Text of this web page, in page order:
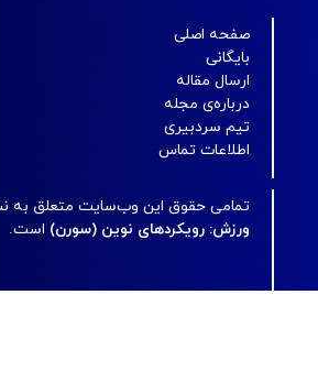
صفحه اصلی
بایگانی
ارسال مقاله
درباره‌ی مجله
تیم سردبیری
اطلاعات تماس
تمامی حقوق این وب‌سایت متعلق به
ورزش: رویکردهای نوین (سورن) است.
مجلهسورن